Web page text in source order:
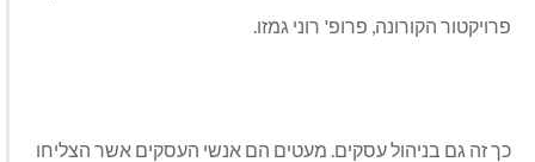
פרויקטור הקורונה, פרופ' רוני גמזו.
כך זה גם בניהול עסקים. מעטים הם אנשי העסקים אשר הצליחו